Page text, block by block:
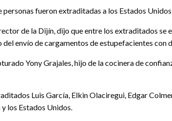
personas fueron extraditadas a los Estados
de la Dijín, dijo que entre los extraditados
envío de cargamentos de estupefacientes con
Yony Grajales, hijo de la cocinera de
Luis García, Elkin Olaciregui, Edgar
los Estados Unidos.